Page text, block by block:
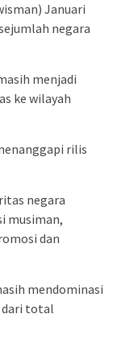
Januari
negara
menjadi
ke wilayah
rilis
negara
musiman,
dan
mendominasi
dari total